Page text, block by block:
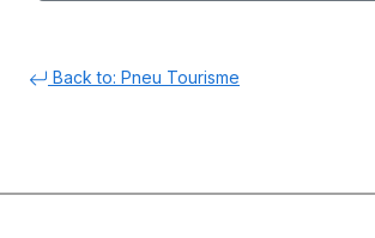
Back to: Pneu Tourisme